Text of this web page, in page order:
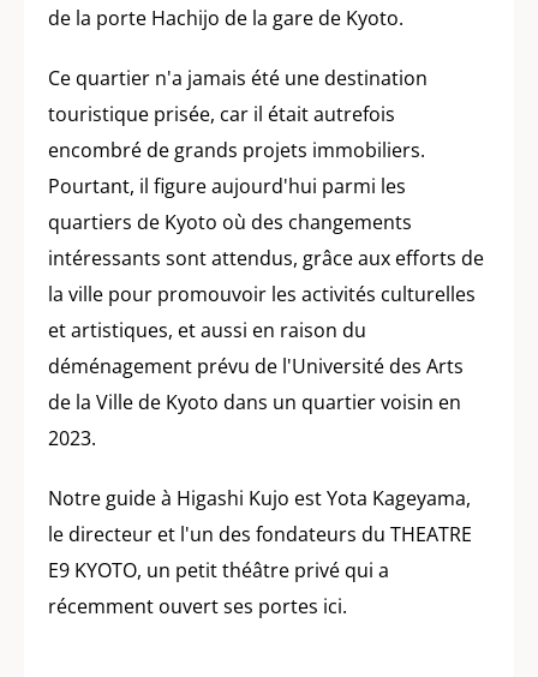
de la porte Hachijo de la gare de Kyoto.
Ce quartier n'a jamais été une destination
touristique prisée, car il était autrefois
encombré de grands projets immobiliers.
Pourtant, il figure aujourd'hui parmi les
quartiers de Kyoto où des changements
intéressants sont attendus, grâce aux efforts de
la ville pour promouvoir les activités culturelles
et artistiques, et aussi en raison du
déménagement prévu de l'Université des Arts
de la Ville de Kyoto dans un quartier voisin en
2023.
Notre guide à Higashi Kujo est Yota Kageyama,
le directeur et l'un des fondateurs du THEATRE
E9 KYOTO, un petit théâtre privé qui a
récemment ouvert ses portes ici.